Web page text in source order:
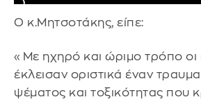
Ο κ.Μητσοτάκης, είπε:
«Με ηχηρό και ώριμο τρόπο οι
έκλεισαν οριστικά έναν
ψέματος και τοξικότητας που